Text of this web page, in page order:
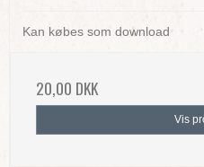
Kan købes som download
20,00 DKK
Vis